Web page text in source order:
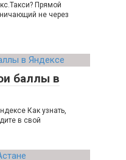
Прямой
не через
баллы в
Как узнать,
в свой